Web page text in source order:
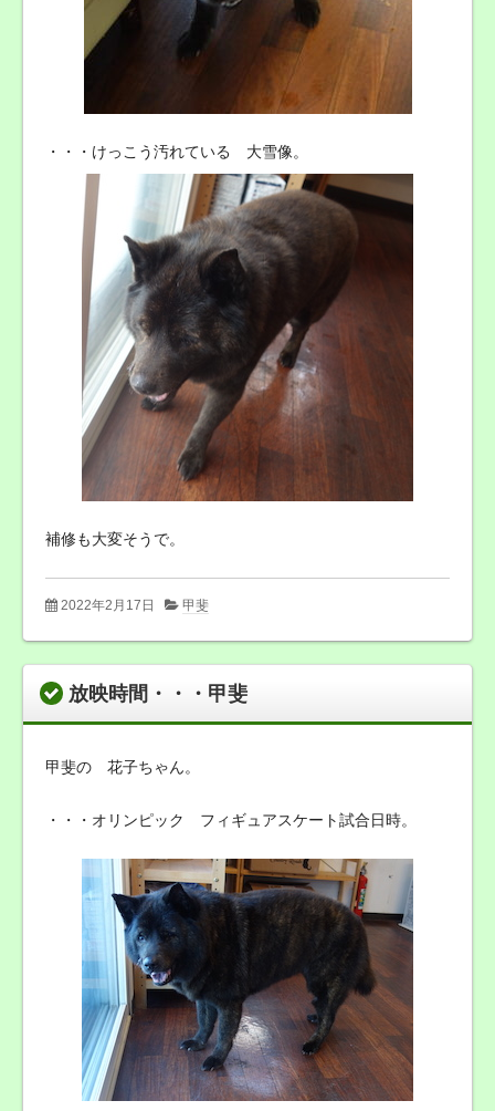
・・・けっこう汚れている 大雪像。
補修も大変そうで。
2022年2月17日 甲斐
放映時間・・・甲斐
甲斐の 花子ちゃん。
・・・オリンピック フィギュアスケート試合日時。